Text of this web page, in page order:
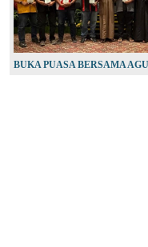
BUKA PUASA BERSAMA